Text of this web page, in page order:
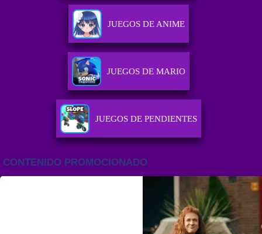
JUEGOS DE ANIME
JUEGOS DE MARIO
JUEGOS DE PENDIENTES